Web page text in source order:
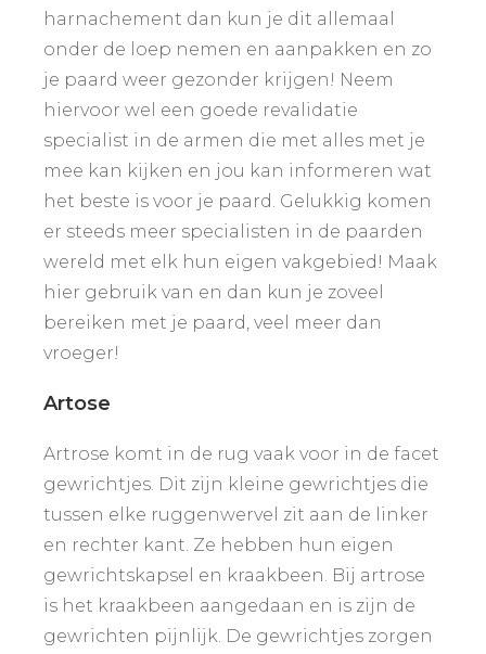
harnachement dan kun je dit allemaal
onder de loep nemen en aanpakken en zo
je paard weer gezonder krijgen! Neem
hiervoor wel een goede revalidatie
specialist in de armen die met alles met je
mee kan kijken en jou kan informeren wat
het beste is voor je paard. Gelukkig komen
er steeds meer specialisten in de paarden
wereld met elk hun eigen vakgebied! Maak
hier gebruik van en dan kun je zoveel
bereiken met je paard, veel meer dan
vroeger!
Artose
Artrose komt in de rug vaak voor in de facet
gewrichtjes. Dit zijn kleine gewrichtjes die
tussen elke ruggenwervel zit aan de linker
en rechter kant. Ze hebben hun eigen
gewrichtskapsel en kraakbeen. Bij artrose
is het kraakbeen aangedaan en is zijn de
gewrichten pijnlijk. De gewrichtjes zorgen